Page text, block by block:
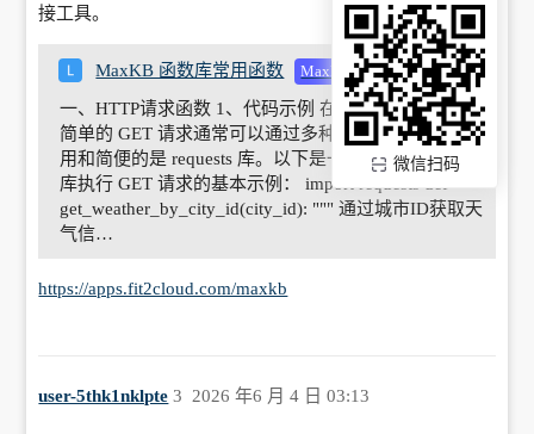
微信扫码
接工具。
MaxKB 函数库常用函数 MaxKB
一、HTTP请求函数 1、代码示例 在 Python 中，执行
简单的 GET 请求通常可以通过多种库来实现，但最常
用和简便的是 requests 库。以下是一个使用 requests
库执行 GET 请求的基本示例： import requests def
get_weather_by_city_id(city_id): """ 通过城市ID获取天
气信…
https://apps.fit2cloud.com/maxkb
user-5thk1nklpte 2026 年6 月 4 日 03:13
3